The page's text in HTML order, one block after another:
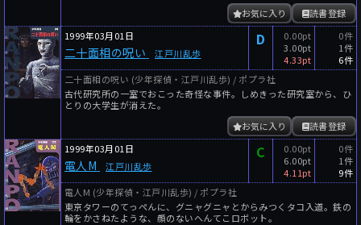
読書登録
お気に入り
1999年03月01日
二十面相の呪い 江戸川乱歩
D
0.00pt
3.00pt
4.33pt
0件
1件
6件
二十面相の呪い (少年探偵・江戸川乱歩) / ポプラ社
古代研究所の一室でおこった奇怪な事件。しめきった研究室から、ひ
とりの大学生が消えた。
読書登録
お気に入り
1999年03月01日
電人M 江戸川乱歩
C
0.00pt
6.00pt
4.11pt
0件
1件
9件
電人M (少年探偵・江戸川乱歩) / ポプラ社
東京タワーのてっぺんに、グニャグニャとからみつくタコ入道。鉄の
輪をかさねたような、顔のないへんてこロボット。